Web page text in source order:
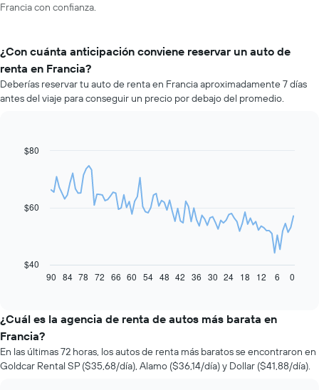
Francia con confianza.
¿Con cuánta anticipación conviene reservar un auto de
renta en Francia?
Deberías reservar tu auto de renta en Francia aproximadamente 7 días
antes del viaje para conseguir un precio por debajo del promedio.
Line
points.
gráfico
muestra
el
precio
de
un
auto
Chart
$40
$60
$80
90 84 78 72 66 60 54 48 42 36 30 24 18 12 6 0
¿Cuál es la agencia de renta de autos más barata en
Francia?
En las últimas 72 horas, los autos de renta más baratos se encontraron en
Goldcar Rental SP ($35,68/día), Alamo ($36,14/día) y Dollar ($41,88/día).